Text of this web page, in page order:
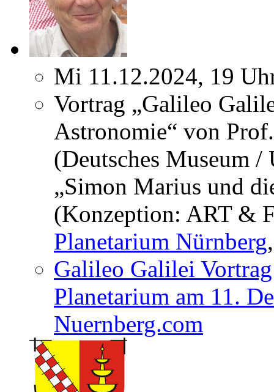
Mi 11.12.2024, 19
Vortrag „Galileo
Astronomie“ von
(Deutsches Museum
„Simon Marius und
(Konzeption: ART &
Planetarium Nürnberg
Galileo Galilei
Planetarium am 11.
Nuernberg.com